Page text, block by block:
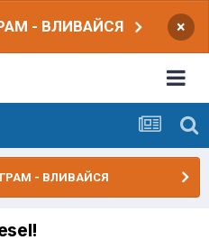
- ВЛИВАЙСЯ ×
- ВЛИВАЙСЯ